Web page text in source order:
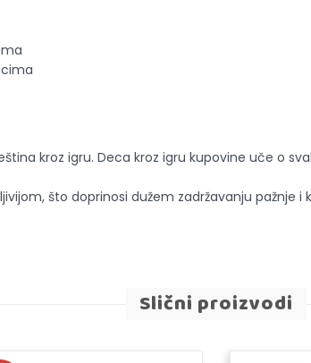
kroz igru. Deca kroz igru kupovine uče o
što doprinosi dužem zadržavanju pažnje
Slični proizvodi